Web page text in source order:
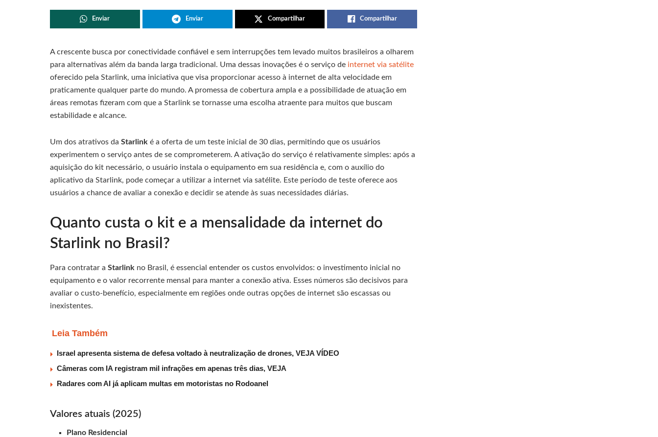
Enviar Enviar Compartilhar Compartilhar
A crescente busca por conectividade confiável e sem interrupções tem levado muitos brasileiros a olharem
para alternativas além da banda larga tradicional. Uma dessas inovações é o serviço de internet via satélite
oferecido pela Starlink, uma iniciativa que visa proporcionar acesso à internet de alta velocidade em
praticamente qualquer parte do mundo. A promessa de cobertura ampla e a possibilidade de atuação em
áreas remotas fizeram com que a Starlink se tornasse uma escolha atraente para muitos que buscam
estabilidade e alcance.
Um dos atrativos da Starlink é a oferta de um teste inicial de 30 dias, permitindo que os usuários
experimentem o serviço antes de se comprometerem. A ativação do serviço é relativamente simples: após a
aquisição do kit necessário, o usuário instala o equipamento em sua residência e, com o auxílio do
aplicativo da Starlink, pode começar a utilizar a internet via satélite. Este período de teste oferece aos
usuários a chance de avaliar a conexão e decidir se atende às suas necessidades diárias.
Quanto custa o kit e a mensalidade da internet do
Starlink no Brasil?
Para contratar a Starlink no Brasil, é essencial entender os custos envolvidos: o investimento inicial no
equipamento e o valor recorrente mensal para manter a conexão ativa. Esses números são decisivos para
avaliar o custo-benefício, especialmente em regiões onde outras opções de internet são escassas ou
inexistentes.
Leia Também
Israel apresenta sistema de defesa voltado à neutralização de drones, VEJA VÍDEO
Câmeras com IA registram mil infrações em apenas três dias, VEJA
Radares com AI já aplicam multas em motoristas no Rodoanel
Valores atuais (2025)
Plano Residencial